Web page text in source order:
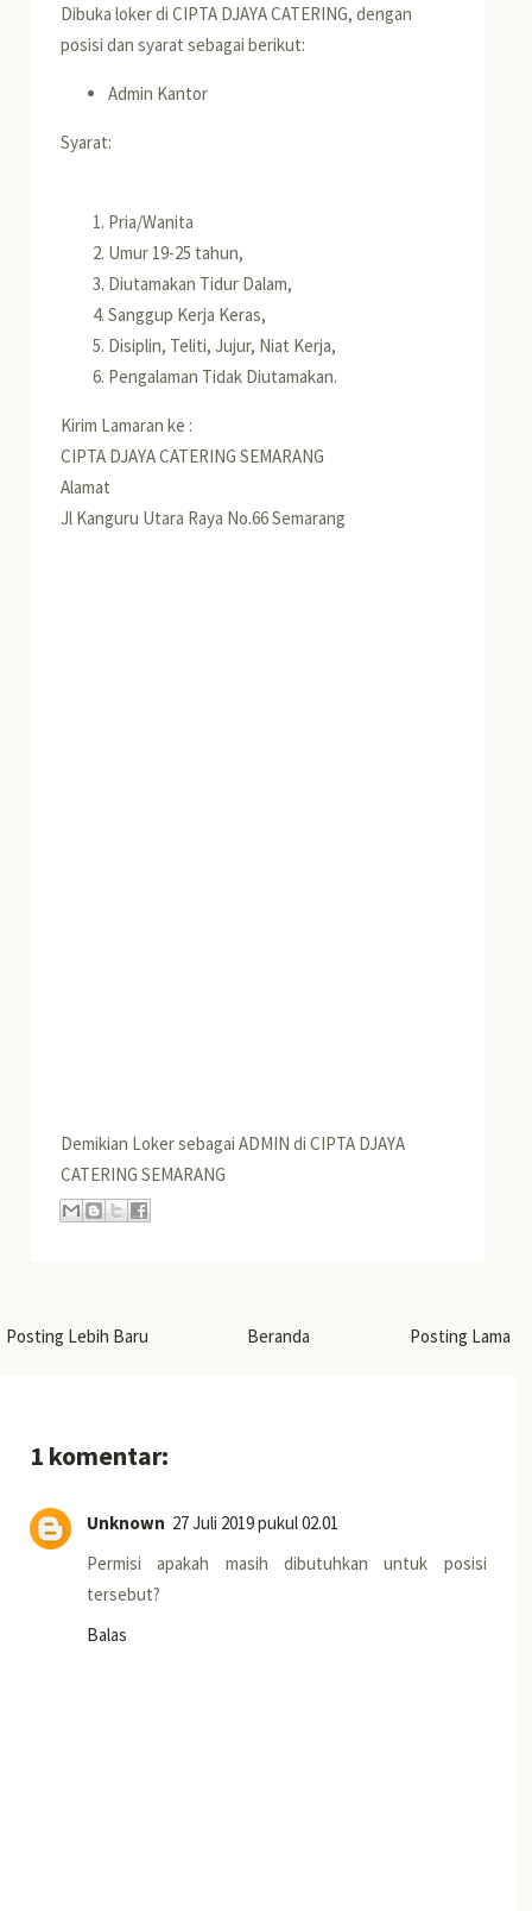
Dibuka loker di CIPTA DJAYA CATERING, dengan
posisi dan syarat sebagai berikut:
Admin Kantor
Syarat:
Pria/Wanita
Umur 19-25 tahun,
Diutamakan Tidur Dalam,
Sanggup Kerja Keras,
Disiplin, Teliti, Jujur, Niat Kerja,
Pengalaman Tidak Diutamakan.
Kirim Lamaran ke :
CIPTA DJAYA CATERING SEMARANG
Alamat
Jl Kanguru Utara Raya No.66 Semarang
Demikian Loker sebagai ADMIN di CIPTA DJAYA
CATERING SEMARANG
Posting Lebih Baru Posting Lama
Beranda
1 komentar:
Unknown 27 Juli 2019 pukul 02.01
Permisi apakah masih dibutuhkan untuk posisi
tersebut?
Balas